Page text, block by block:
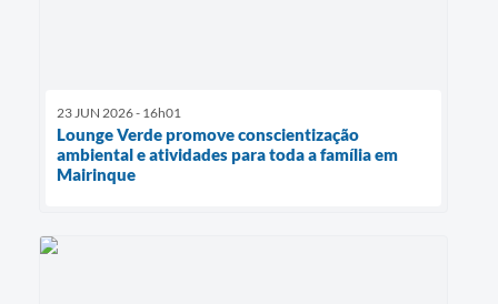
23 JUN 2026 - 16h01
Lounge Verde promove conscientização
ambiental e atividades para toda a família em
Mairinque